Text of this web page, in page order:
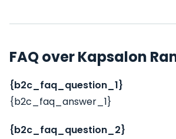
FAQ over Kapsalon
{b2c_faq_question_1}
{b2c_faq_answer_1}
{b2c_faq_question_2}